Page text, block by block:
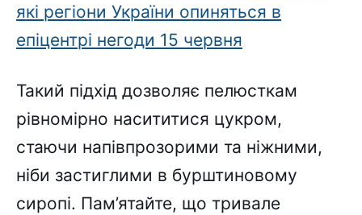
які регіони України опиняться в
епіцентрі негоди 15 червня
Такий підхід дозволяє пелюсткам
рівномірно насититися цукром,
стаючи напівпрозорими та ніжними,
ніби застиглими в бурштиновому
сиропі. Пам’ятайте, що тривале